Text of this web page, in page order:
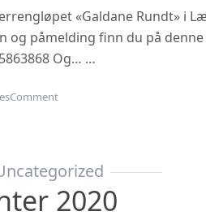
«Galdane Rundt» i
og påmelding finn du på denne
Og… …
Commenton Gubbetur til Sogn 19.sept
2020